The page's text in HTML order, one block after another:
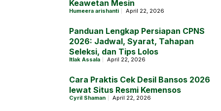
Keawetan Mesin
Humeera arishanti April 22, 2026
Panduan Lengkap Persiapan CPNS
2026: Jadwal, Syarat, Tahapan
Seleksi, dan Tips Lolos
Itlak Assala April 22, 2026
Cara Praktis Cek Desil Bansos 2026
lewat Situs Resmi Kemensos
Cyril Shaman April 22, 2026